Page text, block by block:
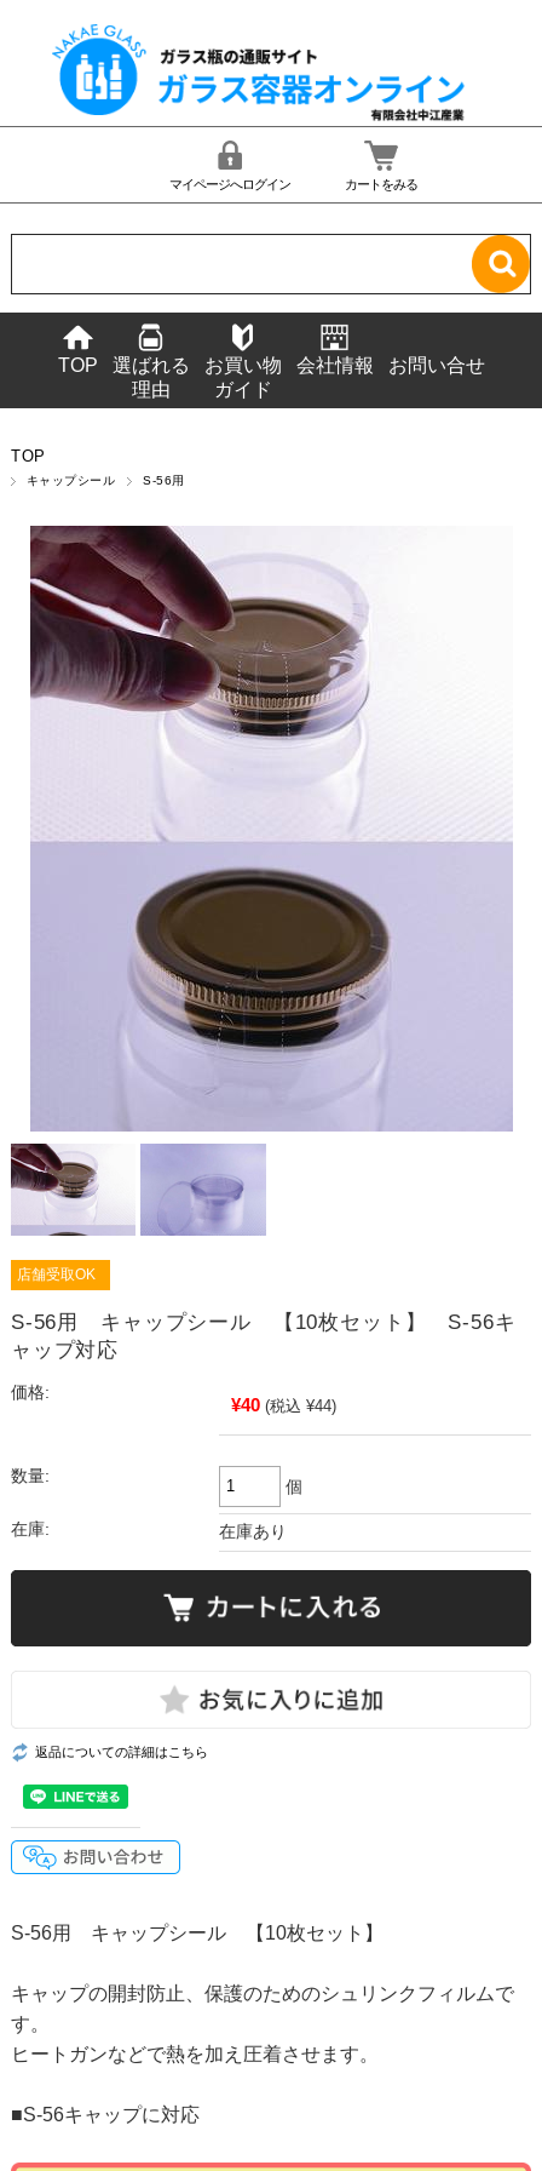
マイページへログイン カートをみる
TOP
選ばれる
理由
お買い物
ガイド
会社情報 お問い合せ
TOP
キャップシール S-56用
店舗受取OK
S-56用 キャップシール 【10枚セット】 S-56キ
ャップ対応
価格:
¥40 (税込 ¥44)
数量:
個
在庫: 在庫あり
返品についての詳細はこちら
S-56用 キャップシール 【10枚セット】
キャップの開封防止、保護のためのシュリンクフィルムで
す。
ヒートガンなどで熱を加え圧着させます。
■S-56キャップに対応